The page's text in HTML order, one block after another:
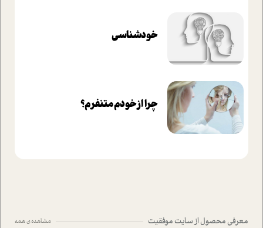
خودشناسی
چرا از خودم متنفرم؟
معرفی محصول از سایت موفقیت مشاهده ی همه